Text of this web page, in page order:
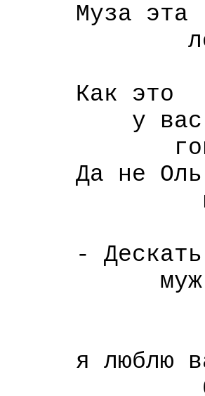
Муза эта
за
Как это
у вас
Да не
из
- Дескать
муж у
и
я люблю
будьте